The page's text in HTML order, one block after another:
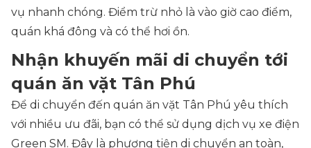
vụ nhanh chóng. Điểm trừ nhỏ là vào giờ cao điểm,
quán khá đông và có thể hơi ồn.
Nhận khuyến mãi di chuyển tới
quán ăn vặt Tân Phú
Để di chuyển đến quán ăn vặt Tân Phú yêu thích
với nhiều ưu đãi, bạn có thể sử dụng dịch vụ xe điện
Green SM. Đây là phương tiện di chuyển an toàn,